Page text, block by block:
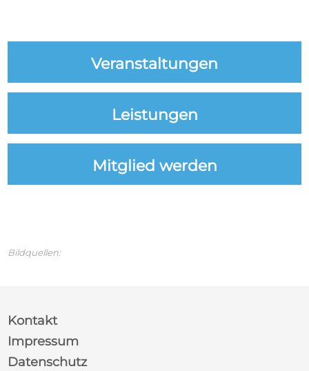
Veranstaltungen
Leistungen
Mitglied werden
Bildquellen:
Kontakt
Impressum
Datenschutz